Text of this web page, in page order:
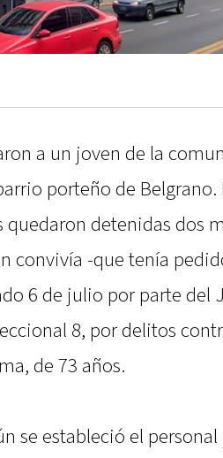
a un joven de la
porteño de
quedaron detenidas dos
convivía -que tenía
6 de julio por parte del
8, por delitos
de 73 años.
se estableció el